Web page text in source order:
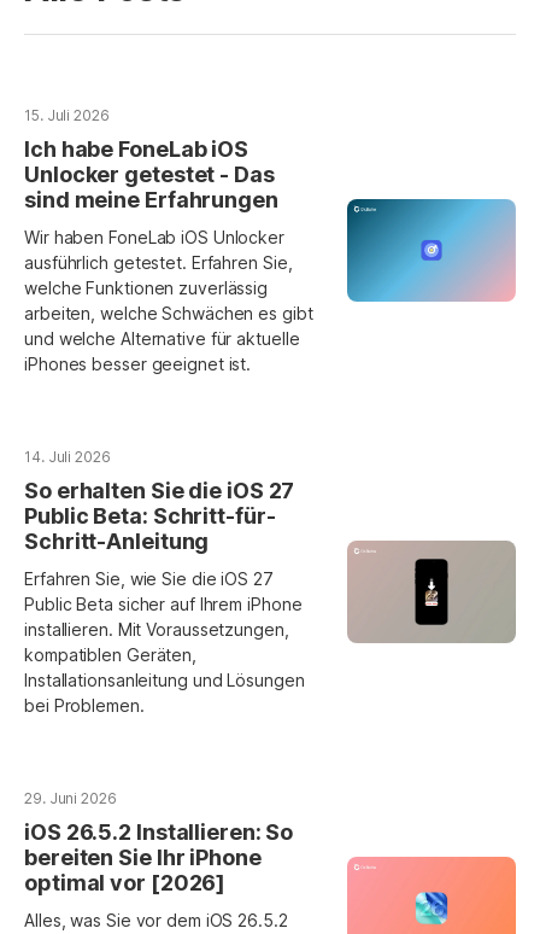
15. Juli 2026
Ich habe FoneLab iOS
Unlocker getestet - Das
sind meine Erfahrungen
Wir haben FoneLab iOS Unlocker
ausführlich getestet. Erfahren Sie,
welche Funktionen zuverlässig
arbeiten, welche Schwächen es gibt
und welche Alternative für aktuelle
iPhones besser geeignet ist.
14. Juli 2026
So erhalten Sie die iOS 27
Public Beta: Schritt-für-
Schritt-Anleitung
Erfahren Sie, wie Sie die iOS 27
Public Beta sicher auf Ihrem iPhone
installieren. Mit Voraussetzungen,
kompatiblen Geräten,
Installationsanleitung und Lösungen
bei Problemen.
29. Juni 2026
iOS 26.5.2 Installieren: So
bereiten Sie Ihr iPhone
optimal vor [2026]
Alles, was Sie vor dem iOS 26.5.2